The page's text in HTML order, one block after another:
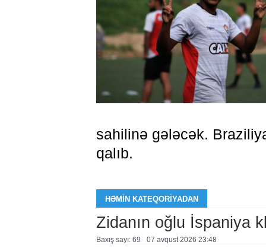
sahilinə gələcək.
qalıb.
HƏMIN KATEQORIYADAN
Zidanın oğlu İspaniya
Baxış sayı: 69 07 avqust 2026 23:48